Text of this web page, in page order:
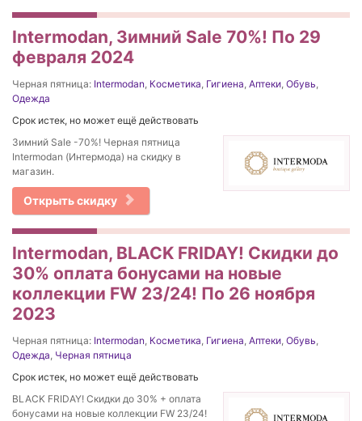
Intermodan, Зимний Sale 70%! По 29
февраля 2024
Черная пятница: Intermodan, Косметика, Гигиена, Аптеки, Обувь,
Одежда
Срок истек, но может ещё действовать
Зимний Sale -70%! Черная пятница
Intermodan (Интермода) на скидку в
магазин.
Открыть скидку
Intermodan, BLACK FRIDAY! Скидки до
30% оплата бонусами на новые
коллекции FW 23/24! По 26 ноября
2023
Черная пятница: Intermodan, Косметика, Гигиена, Аптеки, Обувь,
Одежда, Черная пятница
Срок истек, но может ещё действовать
BLACK FRIDAY! Скидки до 30% + оплата
бонусами на новые коллекции FW 23/24!